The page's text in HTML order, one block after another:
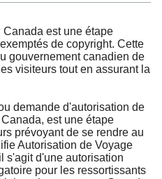
Canada est une étape
de copyright. Cette
gouvernement canadien de
visiteurs tout en assurant la
demande d'autorisation de
est une étape
prévoyant de se rendre au
Autorisation de Voyage
s'agit d'une autorisation
pour les ressortissants